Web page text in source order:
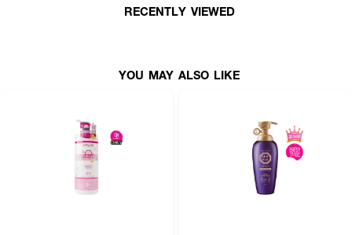
RECENTLY VIEWED
YOU MAY ALSO LIKE